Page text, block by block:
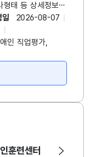
형태 등 상세정보
인(면대면)
의 제약 없이
한 검사입니다.
자 스스로
는 검사들을
기개념검사/
닝검사/KEAD
중장년
일
2026-08-07
인 직업평가,
훈련센터